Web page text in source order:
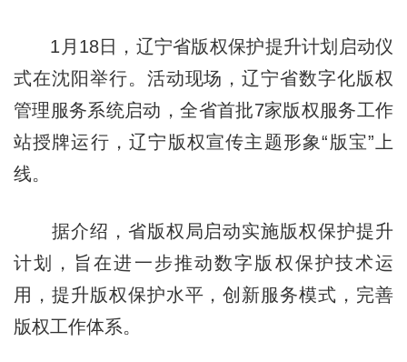
1月18日，辽宁省版权保护提升计划启动仪
式在沈阳举行。活动现场，辽宁省数字化版权
管理服务系统启动，全省首批7家版权服务工作
站授牌运行，辽宁版权宣传主题形象“版宝”上
线。
据介绍，省版权局启动实施版权保护提升
计划，旨在进一步推动数字版权保护技术运
用，提升版权保护水平，创新服务模式，完善
版权工作体系。